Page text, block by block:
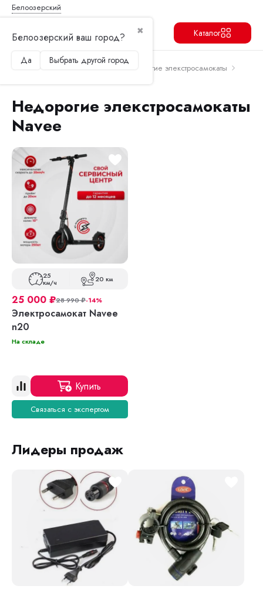
Белоозерский
✖
Белоозерский ваш город?
Да Выбрать другой город
Каталог
Главная Электросамокаты
Недорогие элекстросамокаты
Недорогие элекстросамокаты
Navee
25
км/ч 20 км
25 000 ₽28 990₽-14%
Электросамокат Navee
n20
На складе
Купить
Связаться с экспертом
Лидеры продаж
Продолжить Перейти в корзину